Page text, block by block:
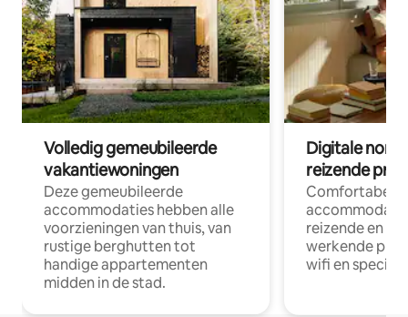
Volledig gemeubileerde
vakantiewoningen
Deze gemeubileerde
accommodaties hebben alle
voorzieningen van thuis, van
rustige berghutten tot
handige appartementen
midden in de stad.
Digitale
reizende
Comfortabele
reizende en
werkende
wifi en